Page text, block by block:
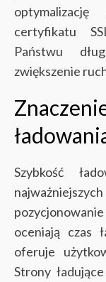
certyfikatu
Państwu
zwiększenie
Szybkość
oceniają czas
oferuje
Strony